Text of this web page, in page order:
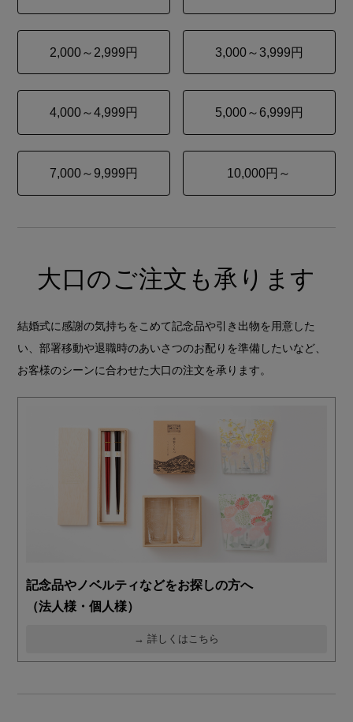
2,000～2,999円 3,000～3,999円
4,000～4,999円 5,000～6,999円
7,000～9,999円 10,000円～
大口のご注文も承ります
結婚式に感謝の気持ちをこめて記念品や引き出物を用意した
い、部署移動や退職時のあいさつのお配りを準備したいなど、
お客様のシーンに合わせた大口の注文を承ります。
記念品やノベルティなどをお探しの方へ
（法人様・個人様）
→ 詳しくはこちら